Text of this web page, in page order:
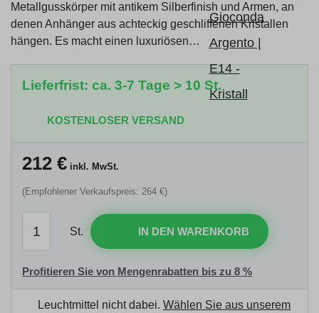
Metallgusskörper mit antikem Silberfinish und Armen, an
denen Anhänger aus achteckig geschliffenen Kristallen
hängen. Es macht einen luxuriösen…
Lieferfrist: ca. 3-7 Tage > 10 St.
KOSTENLOSER VERSAND
212 € inkl. MwSt.
(Empfohlener Verkaufspreis: 264 €)
St. IN DEN WARENKORB
Profitieren Sie von Mengenrabatten bis zu 8 %
Leuchtmittel nicht dabei. Wählen Sie aus unserem